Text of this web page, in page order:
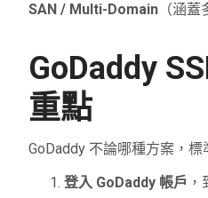
SAN / Multi-Domain （涵
GoDaddy
重點
GoDaddy 不論哪種方案，標
登入 GoDaddy 帳戶